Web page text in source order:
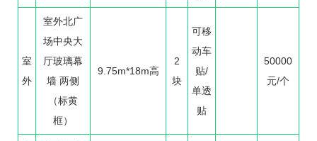
室
外
室外北广
场中央大
厅玻璃幕
墙 两侧
（标黄
框）
9.75m*18m高
2
块
可移
动车
贴/
单透
贴
50000
元/个